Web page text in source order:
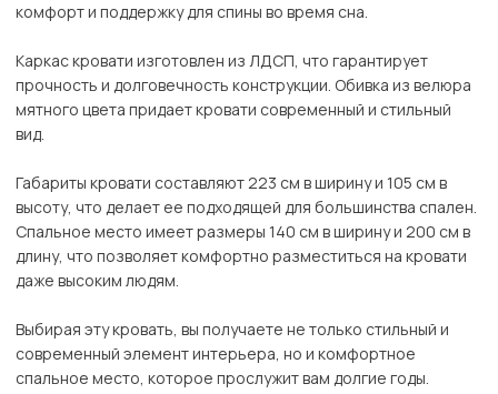
комфорт и поддержку для спины во время сна.
Каркас кровати изготовлен из ЛДСП, что гарантирует
прочность и долговечность конструкции. Обивка из велюра
мятного цвета придает кровати современный и стильный
вид.
Габариты кровати составляют 223 см в ширину и 105 см в
высоту, что делает ее подходящей для большинства спален.
Спальное место имеет размеры 140 см в ширину и 200 см в
длину, что позволяет комфортно разместиться на кровати
даже высоким людям.
Выбирая эту кровать, вы получаете не только стильный и
современный элемент интерьера, но и комфортное
спальное место, которое прослужит вам долгие годы.